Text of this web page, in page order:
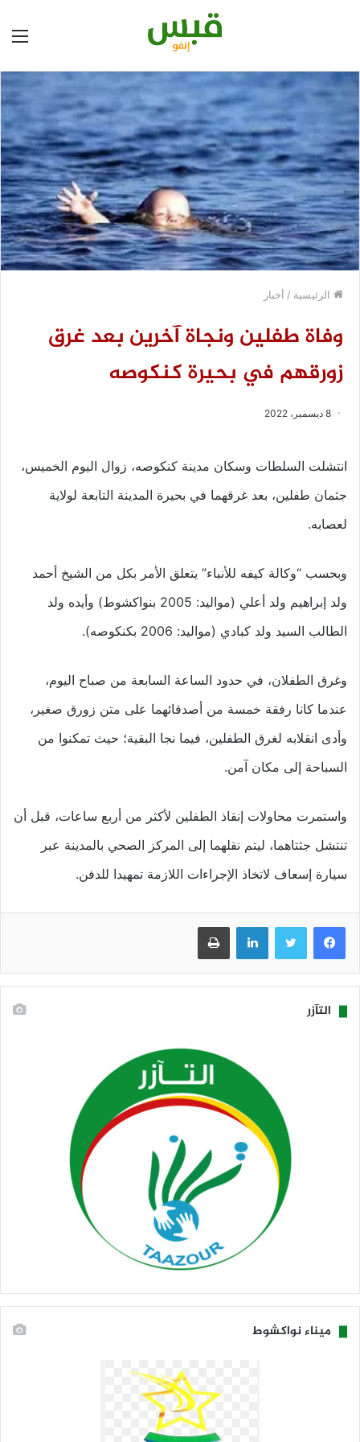
الرئيسية / أخبار
وفاة طفلين ونجاة آخرين بعد غرق
زورقهم في بحيرة كنكوصه
8 ديسمبر، 2022
انتشلت السلطات وسكان مدينة كنكوصه، زوال اليوم الخميس،
جثمان طفلين، بعد غرقهما في بحيرة المدينة التابعة لولاية
لعصابه.
وبحسب “وكالة كيفه للأنباء” يتعلق الأمر بكل من الشيخ أحمد
ولد إبراهيم ولد أعلي (مواليد: 2005 بنواكشوط) وأيده ولد
الطالب السيد ولد كبادي (مواليد: 2006 بكنكوصه).
وغرق الطفلان، في حدود الساعة السابعة من صباح اليوم،
عندما كانا رفقة خمسة من أصدقائهما على متن زورق صغير،
وأدى انقلابه لغرق الطفلين، فيما نجا البقية؛ حيث تمكنوا من
السباحة إلى مكان آمن.
واستمرت محاولات إنقاذ الطفلين لأكثر من أربع ساعات، قبل أن
تنتشل جثتاهما، ليتم نقلهما إلى المركز الصحي بالمدينة عبر
سيارة إسعاف لاتخاذ الإجراءات اللازمة تمهيدا للدفن.
فيسبوك تويتر لينكدإن طباعة
التآزر
ميناء نواكشوط